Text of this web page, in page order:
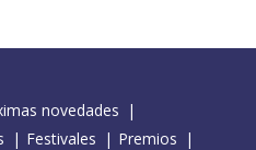
novedades
Festivales
Premios